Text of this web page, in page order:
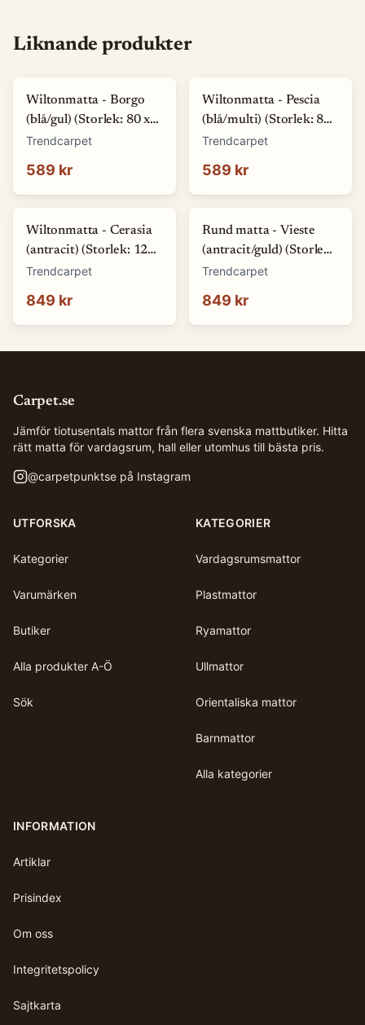
Liknande produkter
Wiltonmatta - Borgo
(blå/gul) (Storlek: 80 x
150 cm)
Trendcarpet
589 kr
Wiltonmatta - Pescia
(blå/multi) (Storlek: 80
x 150 cm)
Trendcarpet
589 kr
Wiltonmatta - Cerasia
(antracit) (Storlek: 120
round)
Trendcarpet
849 kr
Rund matta - Vieste
(antracit/guld) (Storlek:
Ø 120 cm)
Trendcarpet
849 kr
Carpet.se
Jämför tiotusentals mattor från flera svenska mattbutiker. Hitta
rätt matta för vardagsrum, hall eller utomhus till bästa pris.
@carpetpunktse på Instagram
UTFORSKA
Kategorier
Varumärken
Butiker
Alla produkter A-Ö
Sök
KATEGORIER
Vardagsrumsmattor
Plastmattor
Ryamattor
Ullmattor
Orientaliska mattor
Barnmattor
Alla kategorier
INFORMATION
Artiklar
Prisindex
Om oss
Integritetspolicy
Sajtkarta